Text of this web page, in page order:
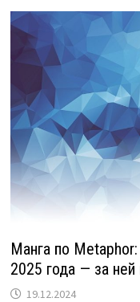
Манга по
2025 года — за
19.12.2024